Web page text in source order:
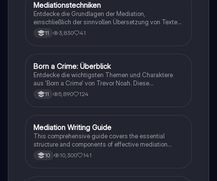
Englisch
Mediationstechniken
Entdecke die Grundlagen der Mediation,
einschließlich der sinnvollen Übersetzung von Texten
in verschiedene Formate wie E-Mails und
Konversationen. Lerne, wie du relevante Informationen
Schreiben von E-Mails.
11 3,830 41
Englisch
Born a Crime: Überblick
Entdecke die wichtigsten Themen und Charaktere
aus 'Born a Crime' von Trevor Noah. Diese
Zusammenfassung bietet einen tiefen Einblick in die
Erlebnisse während der Apartheid und die
Studierende, die sich mit Rassentrennung und
persönlichen Geschichten auseinandersetzen
möchten.
11 5,890 124
Englisch
Mediation Writing Guide
This comprehensive guide covers the essential
structure and components of effective mediation
writing, including greetings, introductions, main parts,
and conclusions. Learn how to craft emails, blog
10 10,300 141